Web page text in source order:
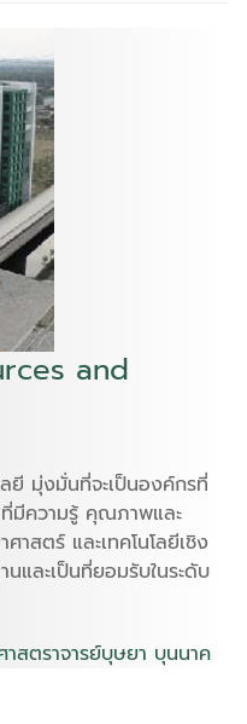
and
ยี มุ่งมั่นที่จะเป็นองค์กรที่
มีความรู้ คุณภาพและ
สตร์ และเทคโนโลยีเชิง
และเป็นที่ยอมรับในระดับ
าสตราจารย์บุษยา บุนนาค